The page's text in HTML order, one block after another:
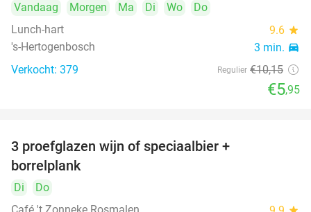
Vandaag Morgen Ma Di Wo
Do
Lunch-hart
9.6 star
's-Hertogenbosch 3 min. directions_car
Verkocht: 379 Regulier €10,15
€5,95
3 proefglazen wijn of speciaalbier +
borrelplank
Di
Do